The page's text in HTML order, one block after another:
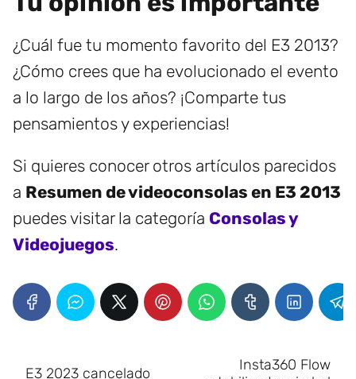
¿Cuál fue tu momento favorito del E3 2013?
¿Cómo crees que ha evolucionado el evento
a lo largo de los años? ¡Comparte tus
pensamientos y experiencias!
Si quieres conocer otros artículos parecidos
a Resumen de videoconsolas en E3 2013
puedes visitar la categoría Consolas y
Videojuegos.
E3 2023 cancelado
Insta360 Flow